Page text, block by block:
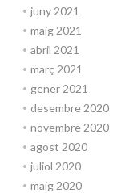
juny 2021
maig 2021
abril 2021
març 2021
gener 2021
desembre 2020
novembre 2020
agost 2020
juliol 2020
maig 2020